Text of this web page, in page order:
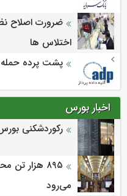
ضرورت اصلاح
اختلاس ها
پشت پرده
اخبار بورس
رکوردشکنی بورس با جذب ۶.۲
۸۹۵ هزار
می‌‌رود